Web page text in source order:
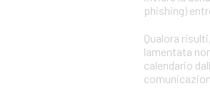
phishing)
Qualora
lamentata
calendario